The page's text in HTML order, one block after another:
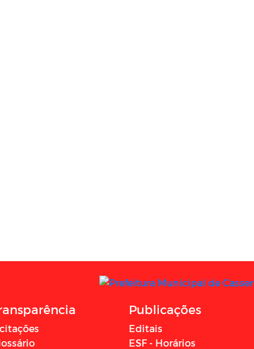
Publicações
Editais
ESF - Horários